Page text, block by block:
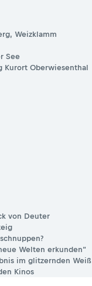
Weizklamm
See
Kurort Oberwiesenthal
von Deuter
Welten erkunden“
im glitzernden Weiß
Kinos